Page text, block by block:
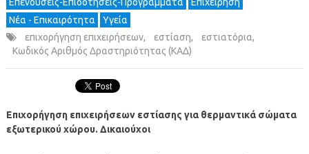
Νέα - Επικαιρότητα
Υγεία
επιχορήγηση επιχειρήσεων, εστίαση, εστιατόρια,
Κωδικός Αριθμός Δραστηριότητας (ΚΑΔ)
Επιχορήγηση επιχειρήσεων εστίασης για θερμαντικά σώματα
εξωτερικού χώρου. Δικαιούχοι